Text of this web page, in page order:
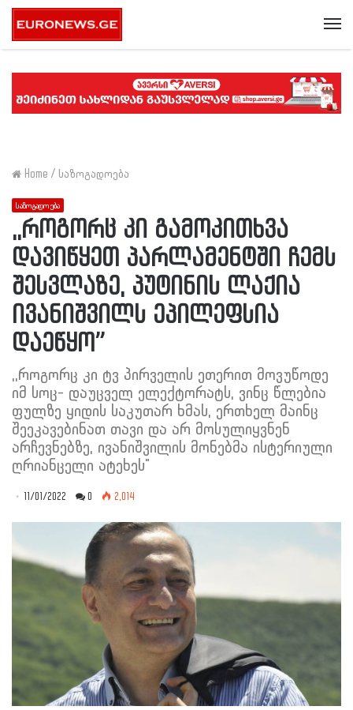
Home / საზოგადოება
საზოგადოება
,,როგორც კი გამოკითხვა
დავიწყეთ პარლამენტში ჩემს
შესვლაზე, პუტინის ლაქია
ივანიშვილს ეპილეფსია
დაეწყო”
,,როგორც კი ტვ პირველის ეთერით მოვუწოდე
იმ სოც- დაუცველ ელექტორატს, ვინც წლებია
ფულზე ყიდის საკუთარ ხმას, ერთხელ მაინც
შეეკავებინათ თავი და არ მოსულიყვნენ
არჩევნებზე, ივანიშვილის მონებმა ისტერიული
ღრიანცელი ატეხეს"
11/01/2022 0 2,014